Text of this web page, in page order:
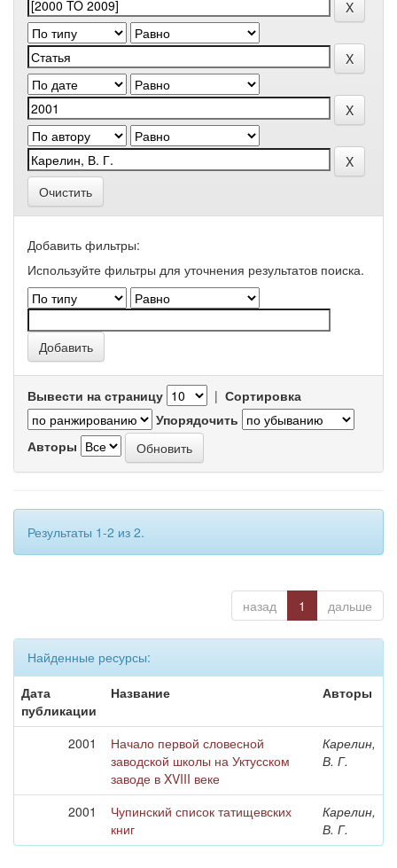
Очистить
Добавить фильтры:
Используйте фильтры для уточнения результатов поиска.
Вывести на страницу | Сортировка
Упорядочить
Авторы
Результаты 1-2 из 2.
назад 1 дальше
Найденные ресурсы:
Дата
публикации
Название Авторы
2001
Начало первой словесной
заводской школы на Уктусском
заводе в XVIII веке
Карелин,
В. Г.
2001
Чупинский список татищевских
книг
Карелин,
В. Г.